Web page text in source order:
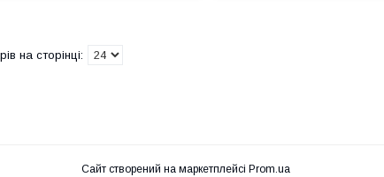
Сайт створений на маркетплейсі Prom.ua